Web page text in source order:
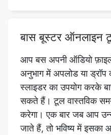
अनुभाग में अपलोड या
स्लाइडर का उपयोग करके
सकते हैं। टूल वास्तविक
करेगा। एक बार जब आप
जाते हैं, तो भविष्य में
बटन पर क्लिक करें।